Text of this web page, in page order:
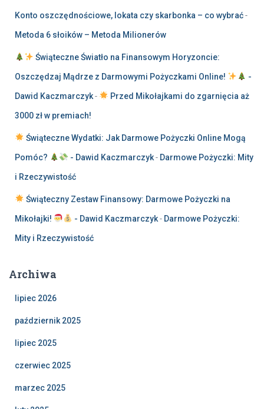
Konto oszczędnościowe, lokata czy skarbonka – co wybrać-
Metoda 6 słoików – Metoda Milionerów
Świąteczne Światło na Finansowym Horyzoncie:
Oszczędzaj Mądrze z Darmowymi Pożyczkami Online! -
Dawid Kaczmarczyk- Przed Mikołajkami do zgarnięcia aż
3000 zł w premiach!
Świąteczne Wydatki: Jak Darmowe Pożyczki Online Mogą
Pomóc? - Dawid Kaczmarczyk- Darmowe Pożyczki: Mity
i Rzeczywistość
Świąteczny Zestaw Finansowy: Darmowe Pożyczki na
Mikołajki! - Dawid Kaczmarczyk- Darmowe Pożyczki:
Mity i Rzeczywistość
Archiwa
lipiec 2026
październik 2025
lipiec 2025
czerwiec 2025
marzec 2025